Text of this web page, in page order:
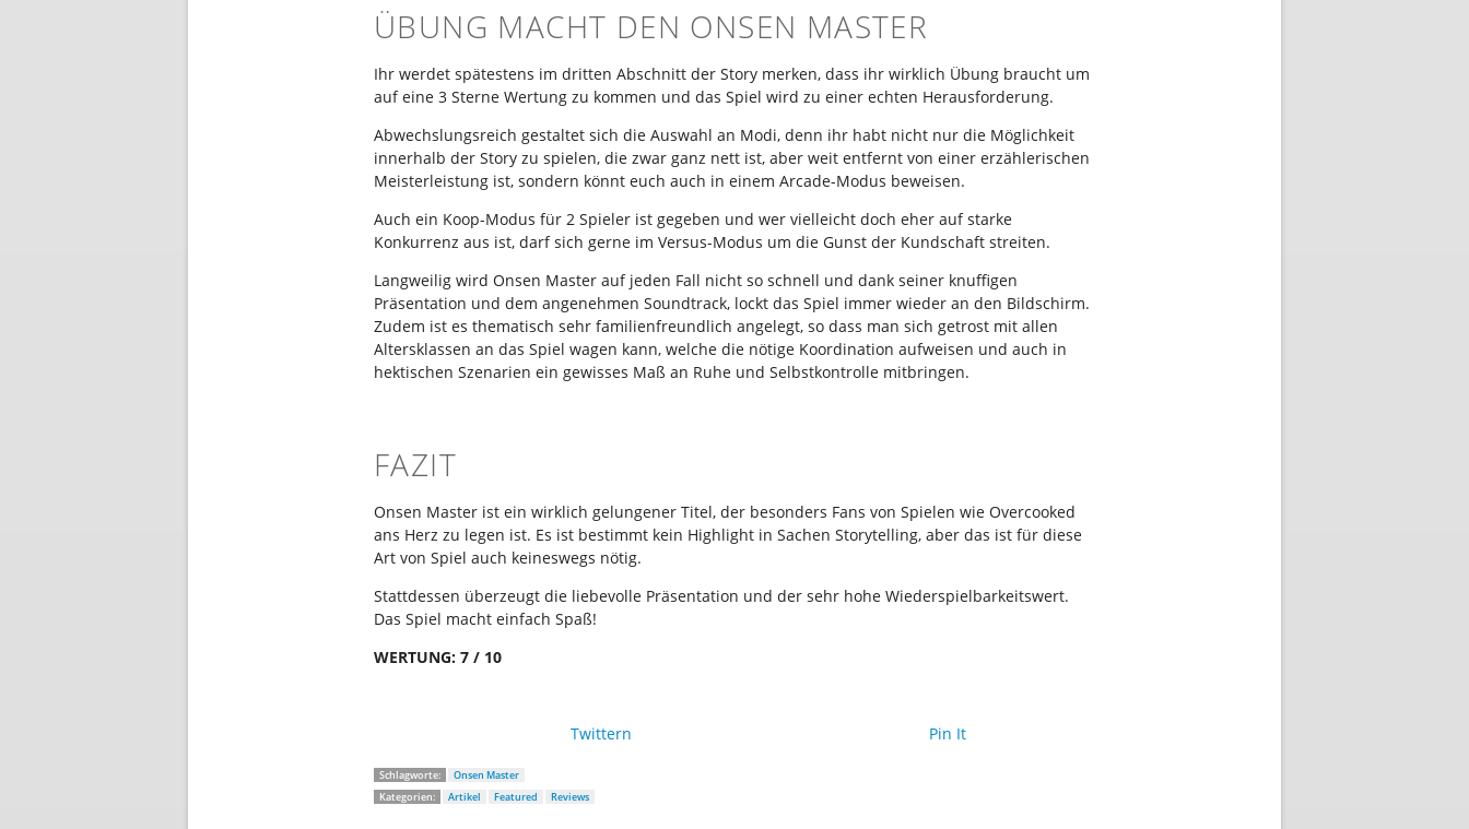
ÜBUNG MACHT DEN ONSEN MASTER
Ihr werdet spätestens im dritten Abschnitt der Story merken, dass ihr wirklich Übung braucht um
auf eine 3 Sterne Wertung zu kommen und das Spiel wird zu einer echten Herausforderung.
Abwechslungsreich gestaltet sich die Auswahl an Modi, denn ihr habt nicht nur die Möglichkeit
innerhalb der Story zu spielen, die zwar ganz nett ist, aber weit entfernt von einer erzählerischen
Meisterleistung ist, sondern könnt euch auch in einem Arcade-Modus beweisen.
Auch ein Koop-Modus für 2 Spieler ist gegeben und wer vielleicht doch eher auf starke
Konkurrenz aus ist, darf sich gerne im Versus-Modus um die Gunst der Kundschaft streiten.
Langweilig wird Onsen Master auf jeden Fall nicht so schnell und dank seiner knuffigen
Präsentation und dem angenehmen Soundtrack, lockt das Spiel immer wieder an den Bildschirm.
Zudem ist es thematisch sehr familienfreundlich angelegt, so dass man sich getrost mit allen
Altersklassen an das Spiel wagen kann, welche die nötige Koordination aufweisen und auch in
hektischen Szenarien ein gewisses Maß an Ruhe und Selbstkontrolle mitbringen.
FAZIT
Onsen Master ist ein wirklich gelungener Titel, der besonders Fans von Spielen wie Overcooked
ans Herz zu legen ist. Es ist bestimmt kein Highlight in Sachen Storytelling, aber das ist für diese
Art von Spiel auch keineswegs nötig.
Stattdessen überzeugt die liebevolle Präsentation und der sehr hohe Wiederspielbarkeitswert.
Das Spiel macht einfach Spaß!
WERTUNG: 7 / 10
Twittern Pin It
Schlagworte:
Onsen Master
Kategorien:
Artikel Featured Reviews